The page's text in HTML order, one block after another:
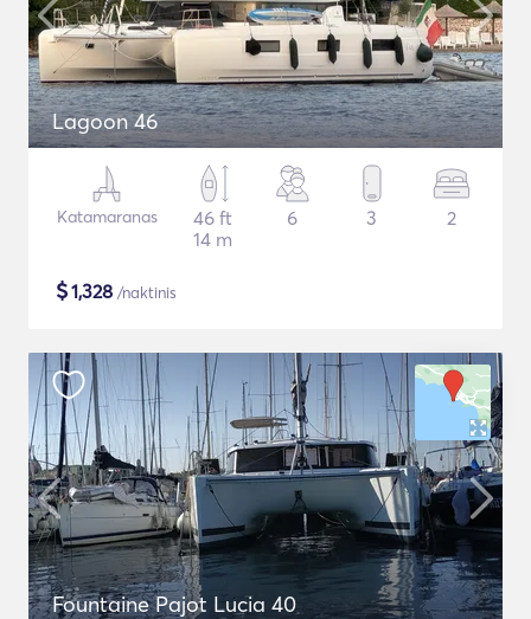
Lagoon 46
Katamaranas
46 ft
14 m
6 3 2
$1,328 /naktinis
Fountaine Pajot Lucia 40